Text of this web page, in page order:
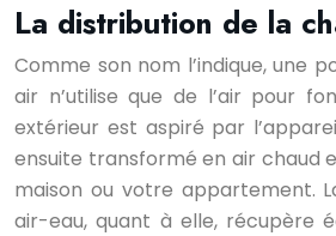
La distribution de la
Comme son nom l’indique, une
air n’utilise que de l’air pour
extérieur est aspiré par
ensuite transformé en air chaud
maison ou votre appartement.
air-eau, quant à elle, récupère